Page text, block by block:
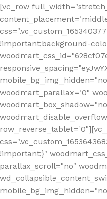
[vc_row
!important;background-
woodmart_parallax="0"
!important;}"
parallax_scroll="no"